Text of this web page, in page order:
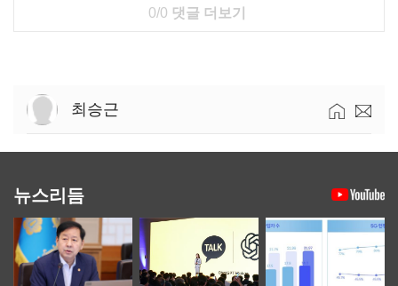
0/0 댓글 더보기
최승근
뉴스리듬